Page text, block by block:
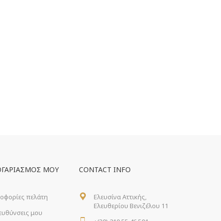
ΜΟΥ
πελάτη
μου
CONTACT INFO
Ελευσίνα Αττικής,
Ελευθερίου Βενιζέλου 11